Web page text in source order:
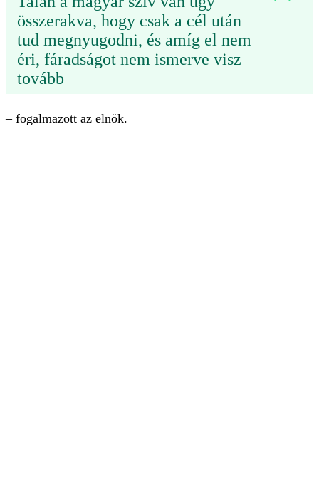
összerakva, hogy csak a cél után
tud megnyugodni, és amíg el nem
éri, fáradságot nem ismerve visz
tovább
– fogalmazott az elnök.